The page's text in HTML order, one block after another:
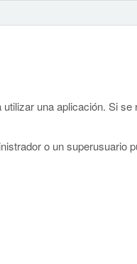
una aplicación. Si
o un superusuario